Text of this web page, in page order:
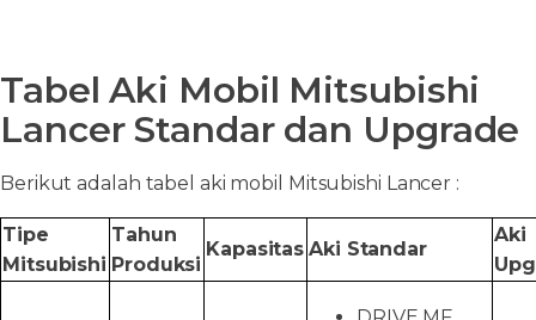
Tabel Aki Mobil Mitsubishi
Lancer Standar dan Upgrade
Berikut adalah tabel aki mobil Mitsubishi Lancer :
Tipe
Mitsubishi
Tahun
Produksi
Kapasitas Aki Standar
Aki